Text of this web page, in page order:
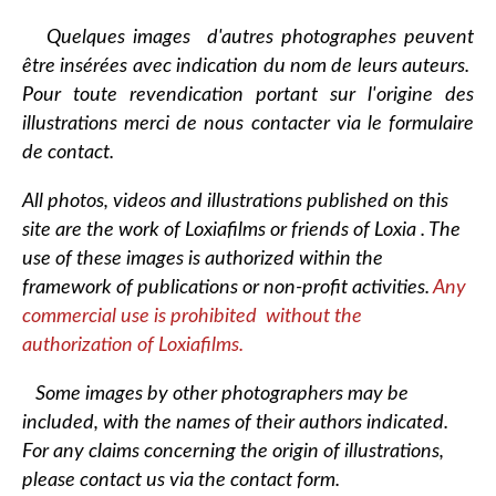
Quelques images d'autres photographes peuvent
être insérées avec indication du nom de leurs auteurs.
Pour toute revendication portant sur l'origine des
illustrations merci de nous contacter via le formulaire
de contact.
All photos, videos and illustrations published on this
site are the work of Loxiafilms or friends of Loxia . The
use of these images is authorized within the
framework of publications or non-profit activities.Any
commercial use is prohibited without the
authorization of Loxiafilms.
Some images by other photographers may be
included, with the names of their authors indicated.
For any claims concerning the origin of illustrations,
please contact us via the contact form.